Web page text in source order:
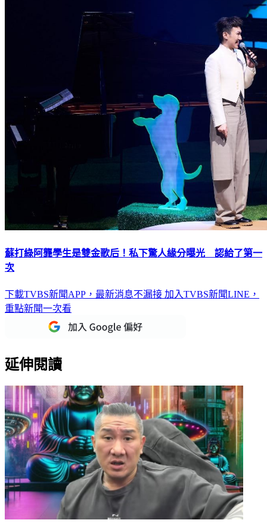
蘇打綠阿龔學生是雙金歌后！私下驚人緣分曝光 認給了第一
次
下載TVBS新聞APP，最新消息不漏接 加入TVBS新聞LINE，
重點新聞一次看
延伸閱讀